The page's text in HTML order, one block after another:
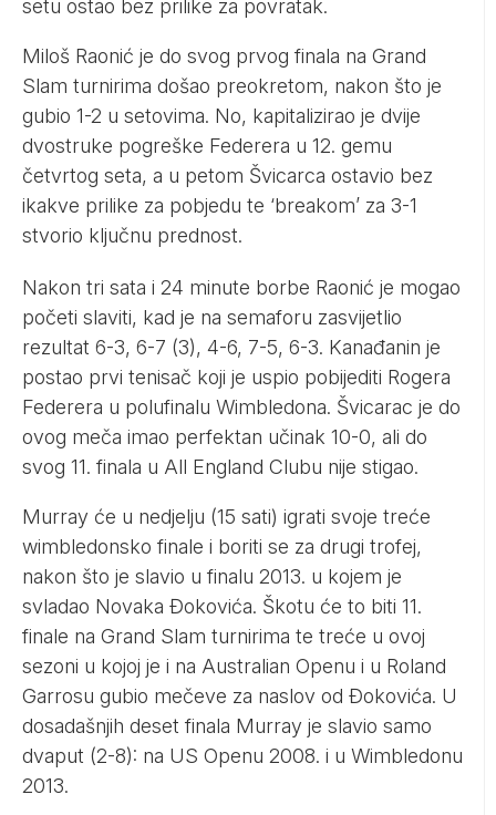
setu ostao bez prilike za povratak.
Miloš Raonić je do svog prvog finala na Grand
Slam turnirima došao preokretom, nakon što je
gubio 1-2 u setovima. No, kapitalizirao je dvije
dvostruke pogreške Federera u 12. gemu
četvrtog seta, a u petom Švicarca ostavio bez
ikakve prilike za pobjedu te ‘breakom’ za 3-1
stvorio ključnu prednost.
Nakon tri sata i 24 minute borbe Raonić je mogao
početi slaviti, kad je na semaforu zasvijetlio
rezultat 6-3, 6-7 (3), 4-6, 7-5, 6-3. Kanađanin je
postao prvi tenisač koji je uspio pobijediti Rogera
Federera u polufinalu Wimbledona. Švicarac je do
ovog meča imao perfektan učinak 10-0, ali do
svog 11. finala u All England Clubu nije stigao.
Murray će u nedjelju (15 sati) igrati svoje treće
wimbledonsko finale i boriti se za drugi trofej,
nakon što je slavio u finalu 2013. u kojem je
svladao Novaka Đokovića. Škotu će to biti 11.
finale na Grand Slam turnirima te treće u ovoj
sezoni u kojoj je i na Australian Openu i u Roland
Garrosu gubio mečeve za naslov od Đokovića. U
dosadašnjih deset finala Murray je slavio samo
dvaput (2-8): na US Openu 2008. i u Wimbledonu
2013.